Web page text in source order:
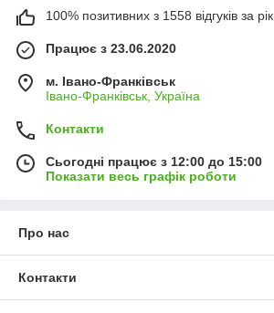
100% позитивних з 1558 відгуків за рік
Працює з 23.06.2020
м. Івано-Франківськ
Івано-Франківськ, Україна
Контакти
Сьогодні працює з 12:00 до 15:00
Показати весь графік роботи
Про нас
Контакти